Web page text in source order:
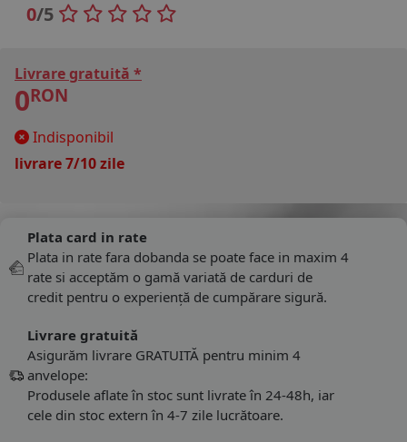
0/5
Livrare gratuită *
0RON
Indisponibil
livrare 7/10 zile
Plata card in rate
Plata in rate fara dobanda se poate face in maxim 4
rate si acceptăm o gamă variată de carduri de
credit pentru o experiență de cumpărare sigură.
Livrare gratuită
Asigurăm livrare GRATUITĂ pentru minim 4
anvelope:
Produsele aflate în stoc sunt livrate în 24-48h, iar
cele din stoc extern în 4-7 zile lucrătoare.